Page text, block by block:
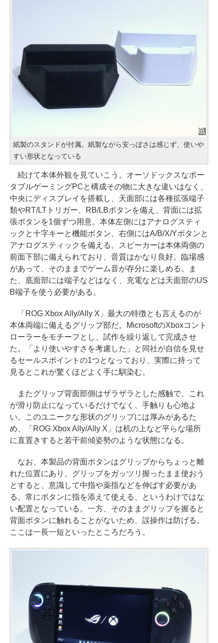
紙製のスタンドが付属。紙製ながら安っぽさは感じず、使いや
すい形状となっている
続けて本体外観を見ていこう。オーソドックスなポー
タブルゲーミングPCと構成その物に大きな違いはなく、
中央にディスプレイを搭載し、天面部には各種拡張端子
類やRT/LTトリガー、RB/LBボタンを備え、背面には拡
張ボタンを1個ずつ用意。本体左側にはアナログスティ
ックと十字キーと機能ボタン、右側にはA/B/X/Yボタンと
アナログスティックを備える。スピーカーは本体両側の
前面下部に備えられており、音質はかなり良好。臨場感
があって、そのままでゲーム音が存分に楽しめる。ま
た、底面部には端子などはなく、充電などは天面部のUS
B端子を使う必要がある。
「ROG Xbox Ally/Ally X」最大の特徴とも言えるのが
本体両端に備えるグリップ部だ。MicrosoftのXboxコント
ローラーをモチーフとし、試作を繰り返して完成させ
た。「より使いやすさを考慮した」と同社が自信を見せ
るセールスポイントの1つとなっており、実際に持って
見るとこれが驚くほどよく手に馴染む。
またグリップ背面部側はザラザラとした感触で、これ
が滑り防止になっているだけでなく、手触りも心地よ
い。このユニークな形状のグリップには厚みがあるた
め、「ROG Xbox Ally/Ally X」は机の上など平らな場所
に直置きすると若干前傾姿勢のような状態になる。
なお、本製品の背面ボタンはグリップからちょっと離
れた位置にあり、グリップをガッツリ握ったまま使おう
とすると、意識して中指や薬指などを伸ばす必要があ
る。常にボタンに指を添えて使える、というわけではな
い配置となっている。一方、そのままグリップを握ると
背面ボタンに触れることがないため、誤操作は防げる。
ここは一長一短といったところだろう。